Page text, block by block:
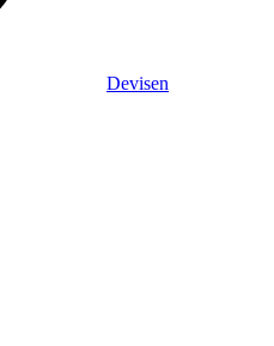
Devisen